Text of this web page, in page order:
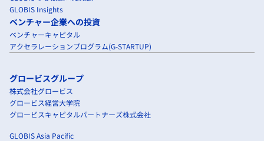
GLOBIS Insights
ベンチャー企業への投資
ベンチャーキャピタル
アクセラレーションプログラム(G-STARTUP)
グロービスグループ
株式会社グロービス
グロービス経営大学院
グロービスキャピタルパートナーズ株式会社
GLOBIS Asia Pacific